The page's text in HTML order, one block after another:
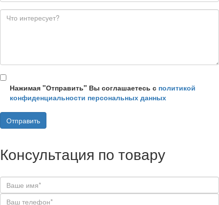
Нажимая "Отправить" Вы соглашаетесь с политикой
конфиденциальности персональных данных
Консультация по товару